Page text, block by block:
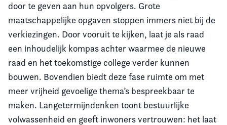
door te geven aan hun opvolgers. Grote
maatschappelijke opgaven stoppen immers niet bij de
verkiezingen. Door vooruit te kijken, laat je als raad
een inhoudelijk kompas achter waarmee de nieuwe
raad en het toekomstige college verder kunnen
bouwen. Bovendien biedt deze fase ruimte om met
meer vrijheid gevoelige thema’s bespreekbaar te
maken. Langetermijndenken toont bestuurlijke
volwassenheid en geeft inwoners vertrouwen: het laat